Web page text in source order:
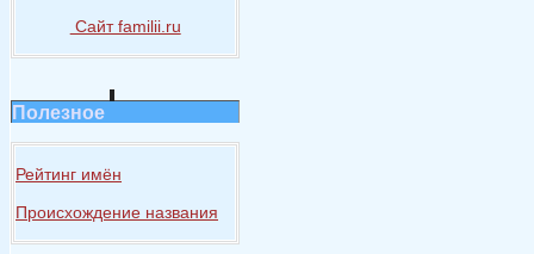
Сайт familii.ru
Полезное
Рейтинг имён
Происхождение названия